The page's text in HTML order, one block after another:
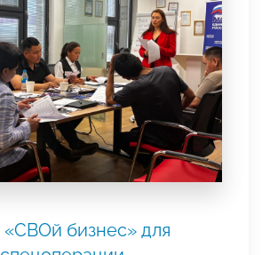
бизнес» для